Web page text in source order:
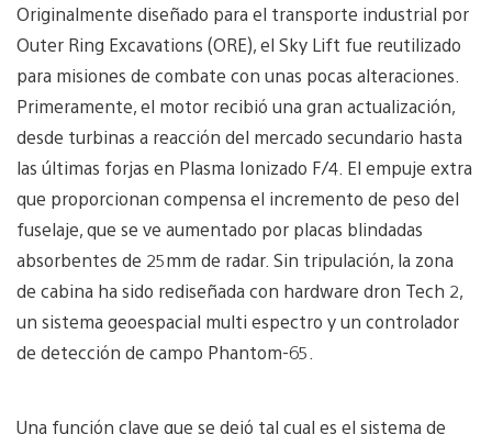
Originalmente diseñado para el transporte industrial por
Outer Ring Excavations (ORE), el Sky Lift fue reutilizado
para misiones de combate con unas pocas alteraciones.
Primeramente, el motor recibió una gran actualización,
desde turbinas a reacción del mercado secundario hasta
las últimas forjas en Plasma Ionizado F/4. El empuje extra
que proporcionan compensa el incremento de peso del
fuselaje, que se ve aumentado por placas blindadas
absorbentes de 25mm de radar. Sin tripulación, la zona
de cabina ha sido rediseñada con hardware dron Tech 2,
un sistema geoespacial multi espectro y un controlador
de detección de campo Phantom-65.
Una función clave que se dejó tal cual es el sistema de